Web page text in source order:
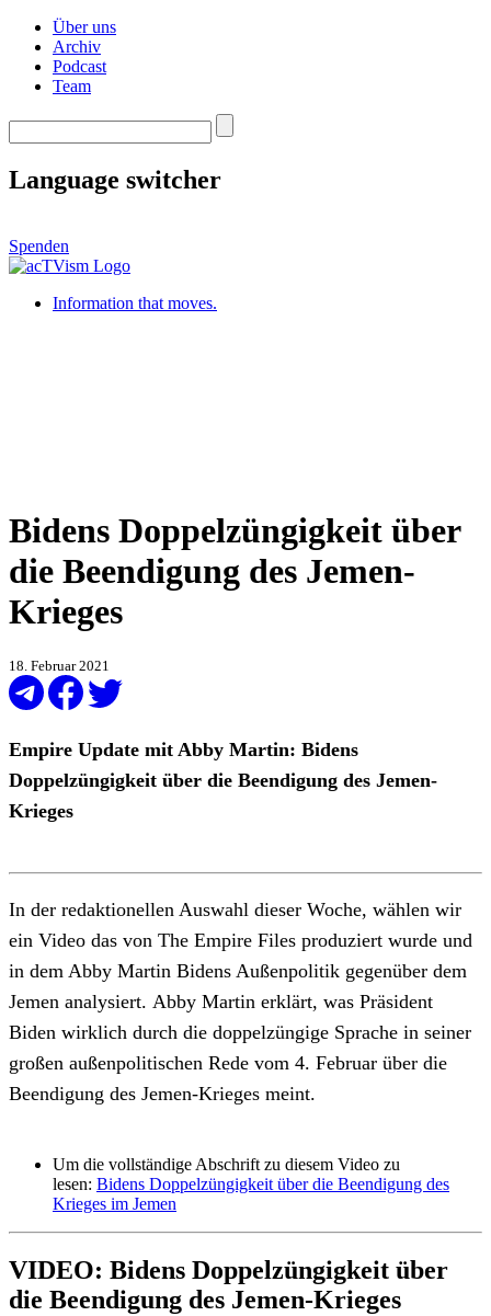
Über uns
Archiv
Podcast
Team
Language switcher
Spenden
Information that moves.
Bidens Doppelzüngigkeit über
die Beendigung des Jemen-
Krieges
18. Februar 2021
Empire Update mit Abby Martin: Bidens
Doppelzüngigkeit über die Beendigung des Jemen-
Krieges
In der redaktionellen Auswahl dieser Woche, wählen wir
ein Video das von The Empire Files produziert wurde und
in dem Abby Martin Bidens Außenpolitik gegenüber dem
Jemen analysiert. Abby Martin erklärt, was Präsident
Biden wirklich durch die doppelzüngige Sprache in seiner
großen außenpolitischen Rede vom 4. Februar über die
Beendigung des Jemen-Krieges meint.
Um die vollständige Abschrift zu diesem Video zu
lesen: Bidens Doppelzüngigkeit über die Beendigung des
Krieges im Jemen
VIDEO: Bidens Doppelzüngigkeit über
die Beendigung des Jemen-Krieges